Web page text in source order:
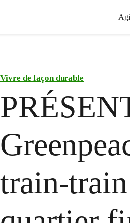
Vivre de façon durable
train-